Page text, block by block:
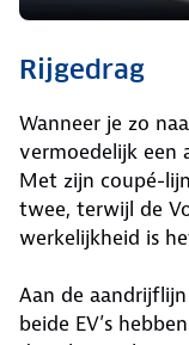
Rijgedrag
Wanneer je zo
vermoedelijk een
Met zijn coupé-
twee, terwijl de
werkelijkheid is
Aan de
beide EV’s